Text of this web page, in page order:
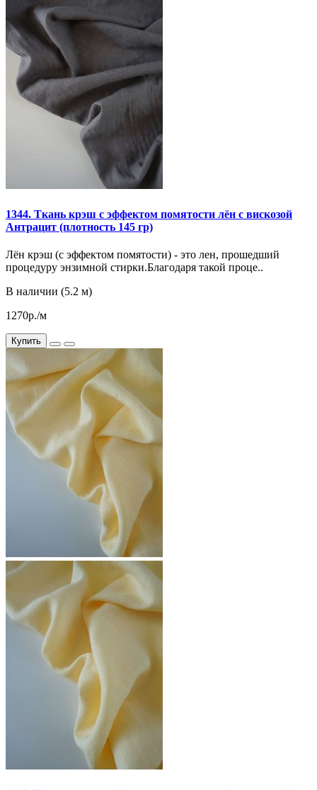
1344. Ткань крэш с эффектом помятости лён с вискозой
Антрацит (плотность 145 гр)
Лён крэш (с эффектом помятости) - это лен, прошедший
процедуру энзимной стирки.Благодаря такой проце..
В наличии (5.2 м)
1270р./м
Купить